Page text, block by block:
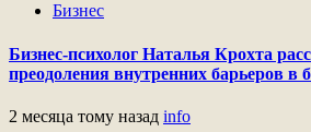
Бизнес
Бизнес-психолог Наталья Крохта
преодоления внутренних барьеров в
2 месяца тому назад info